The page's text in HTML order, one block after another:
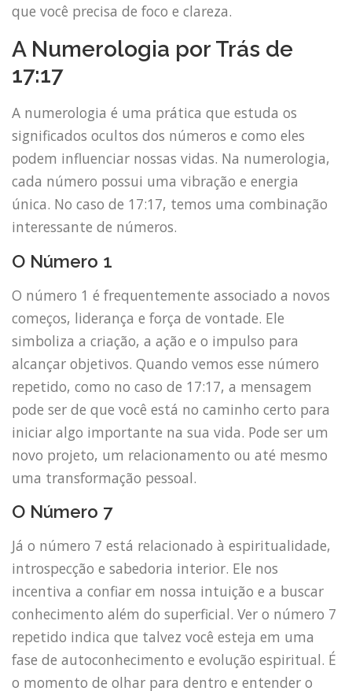
que você precisa de foco e clareza.
A Numerologia por Trás de
17:17
A numerologia é uma prática que estuda os
significados ocultos dos números e como eles
podem influenciar nossas vidas. Na numerologia,
cada número possui uma vibração e energia
única. No caso de 17:17, temos uma combinação
interessante de números.
O Número 1
O número 1 é frequentemente associado a novos
começos, liderança e força de vontade. Ele
simboliza a criação, a ação e o impulso para
alcançar objetivos. Quando vemos esse número
repetido, como no caso de 17:17, a mensagem
pode ser de que você está no caminho certo para
iniciar algo importante na sua vida. Pode ser um
novo projeto, um relacionamento ou até mesmo
uma transformação pessoal.
O Número 7
Já o número 7 está relacionado à espiritualidade,
introspecção e sabedoria interior. Ele nos
incentiva a confiar em nossa intuição e a buscar
conhecimento além do superficial. Ver o número 7
repetido indica que talvez você esteja em uma
fase de autoconhecimento e evolução espiritual. É
o momento de olhar para dentro e entender o